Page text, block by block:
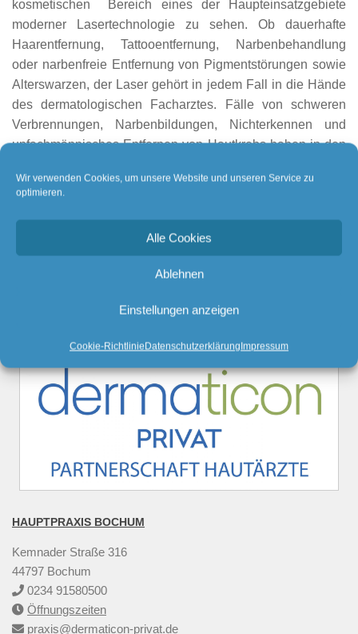
Wir verwenden Cookies, um unsere Website und unseren Service zu
optimieren.
Alle Cookies
Ablehnen
Einstellungen anzeigen
Cookie-RichtlinieDatenschutzerklärungImpressum
kosmetischen Bereich eines der Haupteinsatzgebiete
moderner Lasertechnologie zu sehen. Ob dauerhafte
Haarentfernung, Tattooentfernung, Narbenbehandlung
oder narbenfreie Entfernung von Pigmentstörungen sowie
Alterswarzen, der Laser gehört in jedem Fall in die Hände
des dermatologischen Facharztes. Fälle von schweren
Verbrennungen, Narbenbildungen, Nichterkennen und
unfachmännisches Entfernen von Hautkrebs haben in den
deshalb bei der Auswahl ihrer Behandlung auf das
achten, dass ausschließlich speziell ausgebildeten
Fachärzten verliehen wird.
TERMIN ONLINE BUCHEN
HAUPTPRAXIS BOCHUM
Kemnader Straße 316
44797 Bochum
0234 91580500
Öffnungszeiten
praxis@dermaticon-privat.de